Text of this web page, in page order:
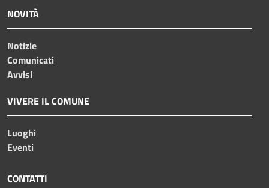
NOVITÀ
Notizie
Comunicati
Avvisi
VIVERE IL COMUNE
Luoghi
Eventi
CONTATTI